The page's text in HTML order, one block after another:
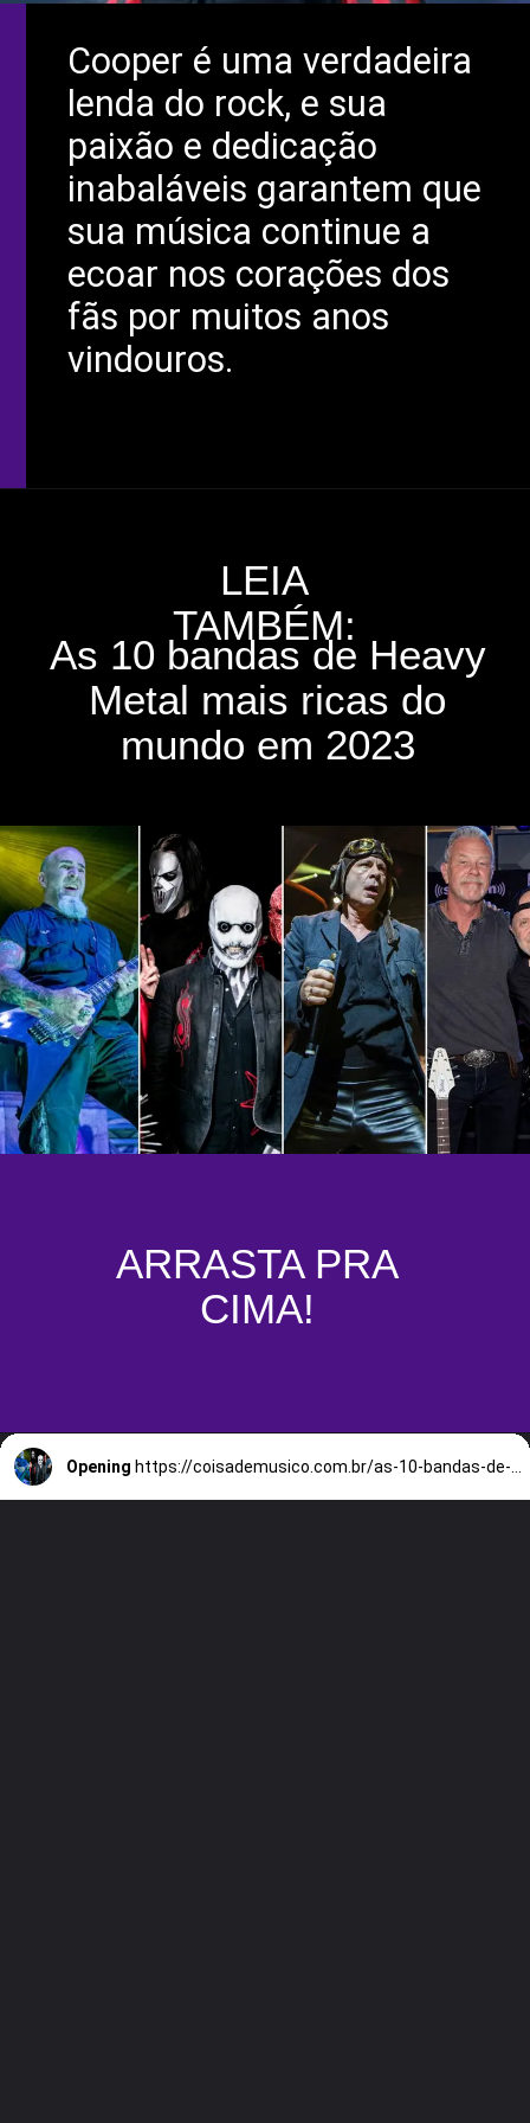
Cooper é uma verdadeira
lenda do rock, e sua
paixão e dedicação
inabaláveis garantem que
sua música continue a
ecoar nos corações dos
fãs por muitos anos
vindouros.
As 10 bandas de Heavy
Metal mais ricas do
mundo em 2023
ARRASTA PRA
CIMA!
LEIA
TAMBÉM:
Opening